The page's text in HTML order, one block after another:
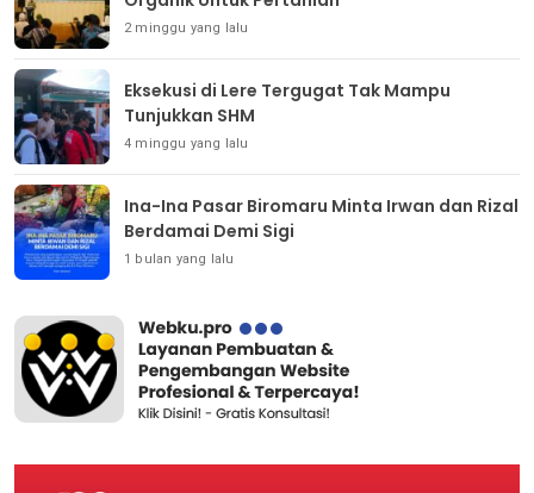
2 minggu yang lalu
Eksekusi di Lere Tergugat Tak Mampu
Tunjukkan SHM
4 minggu yang lalu
Ina-Ina Pasar Biromaru Minta Irwan dan Rizal
Berdamai Demi Sigi
1 bulan yang lalu